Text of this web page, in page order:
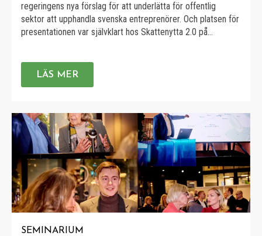
regeringens nya förslag för att underlätta för offentlig
sektor att upphandla svenska entreprenörer. Och platsen för
presentationen var självklart hos Skattenytta 2.0 på
Legora, Bintel, Norrsken, Hälsa Hemma, Doktor.se, med
flera. Dessutom deltog […]
LÄS MER
SEMINARIUM